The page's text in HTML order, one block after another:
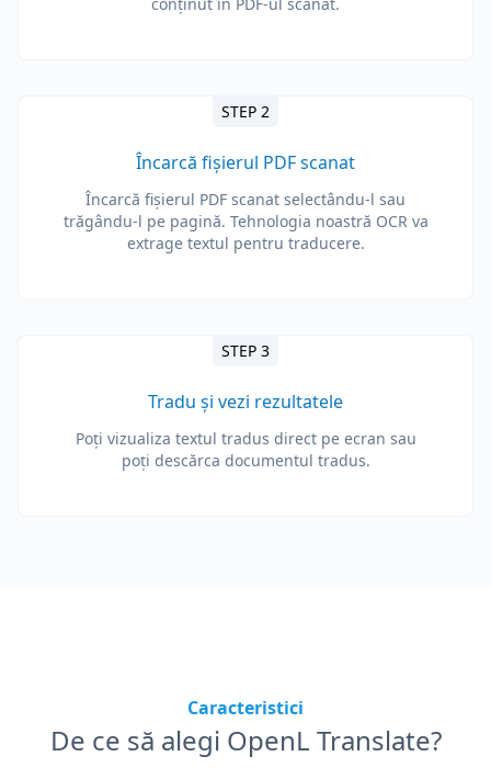
STEP 2
Încarcă fișierul PDF scanat
Încarcă fișierul PDF scanat selectându-l sau
trăgându-l pe pagină. Tehnologia noastră OCR va
extrage textul pentru traducere.
STEP 3
Tradu și vezi rezultatele
Poți vizualiza textul tradus direct pe ecran sau
poți descărca documentul tradus.
Caracteristici
De ce să alegi OpenL Translate?